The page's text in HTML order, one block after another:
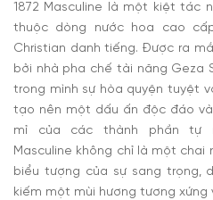
1872 Masculine là một kiệt tác
thuộc dòng nước hoa cao
Christian danh tiếng. Được ra
bởi nhà pha chế tài năng Geza
trong mình sự hòa quyện tuyệt
tạo nên một dấu ấn độc đáo
mỉ của các thành phần tự
Masculine không chỉ là một chai
biểu tượng của sự sang trọng,
kiếm một mùi hương tương xứng